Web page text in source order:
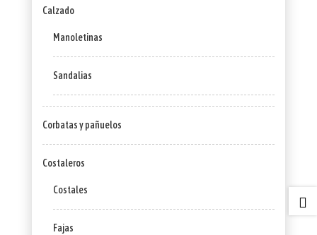
Calzado
Manoletinas
Sandalias
Corbatas y pañuelos
Costaleros
Costales
Fajas
